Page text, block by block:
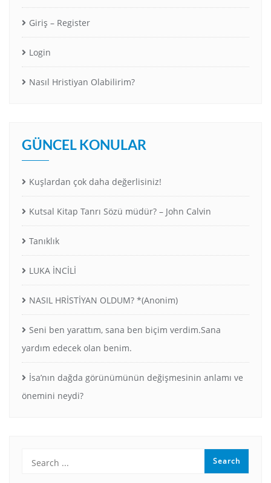
Giriş – Register
Login
Nasıl Hristiyan Olabilirim?
GÜNCEL KONULAR
Kuşlardan çok daha değerlisiniz!
Kutsal Kitap Tanrı Sözü müdür? – John Calvin
Tanıklık
LUKA İNCİLİ
NASIL HRİSTİYAN OLDUM? *(Anonim)
Seni ben yarattım, sana ben biçim verdim.Sana
yardım edecek olan benim.
İsa’nın dağda görünümünün değişmesinin anlamı ve
önemini neydi?